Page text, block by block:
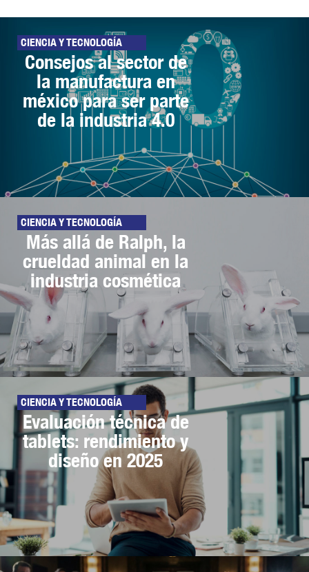
CIENCIA Y TECNOLOGÍA
Consejos al sector de
la manufactura en
méxico para ser parte
de la industria 4.0
CIENCIA Y TECNOLOGÍA
Más allá de Ralph, la
crueldad animal en la
industria cosmética
CIENCIA Y TECNOLOGÍA
Evaluación técnica de
tablets: rendimiento y
diseño en 2025